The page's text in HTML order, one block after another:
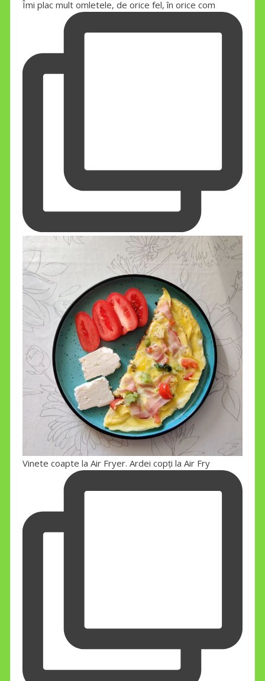
Îmi plac mult omletele, de orice fel, în orice com
Vinete coapte la Air Fryer. Ardei copți la Air Fry